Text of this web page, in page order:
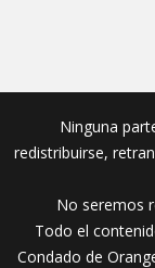
Ninguna
redistribuirse,
No seremos
Todo el
Condado de